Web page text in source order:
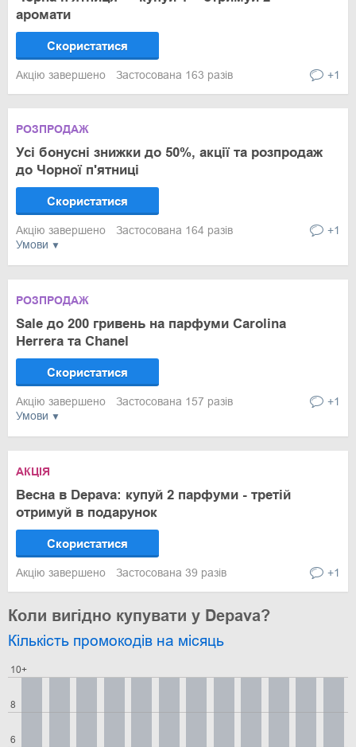
аромати
Скористатися
Акцію завершено Застосована 163 разів +1
Умови
РОЗПРОДАЖ
Усі бонусні знижки до 50%, акції та розпродаж
до Чорної п'ятниці
Скористатися
Акцію завершено Застосована 164 разів +1
Умови
РОЗПРОДАЖ
Sale до 200 гривень на парфуми Carolina
Herrera та Chanel
Скористатися
Акцію завершено Застосована 157 разів +1
АКЦІЯ
Весна в Depava: купуй 2 парфуми - третій
отримуй в подарунок
Скористатися
Акцію завершено Застосована 39 разів +1
Коли вигідно купувати у Depava?
Кількість промокодів на місяць
6
8
10+